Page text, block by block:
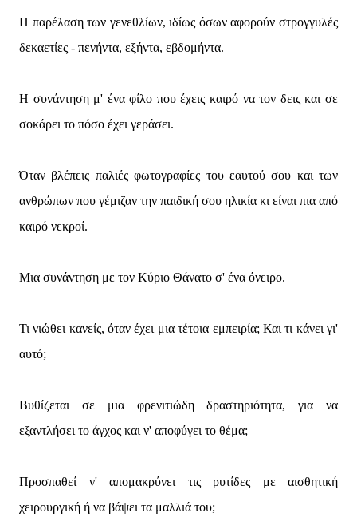
Η παρέλαση των γενεθλίων, ιδίως όσων αφορούν στρογγυλές
δεκαετίες - πενήντα, εξήντα, εβδομήντα.
Η συνάντηση μ' ένα φίλο που έχεις καιρό να τον δεις και σε
σοκάρει το πόσο έχει γεράσει.
Όταν βλέπεις παλιές φωτογραφίες του εαυτού σου και των
ανθρώπων που γέμιζαν την παιδική σου ηλικία κι είναι πια από
καιρό νεκροί.
Μια συνάντηση με τον Κύριο Θάνατο σ' ένα όνειρο.
Τι νιώθει κανείς, όταν έχει μια τέτοια εμπειρία; Και τι κάνει γι'
αυτό;
Βυθίζεται σε μια φρενιτιώδη δραστηριότητα, για να
εξαντλήσει το άγχος και ν' αποφύγει το θέμα;
Προσπαθεί ν' απομακρύνει τις ρυτίδες με αισθητική
χειρουργική ή να βάψει τα μαλλιά του;